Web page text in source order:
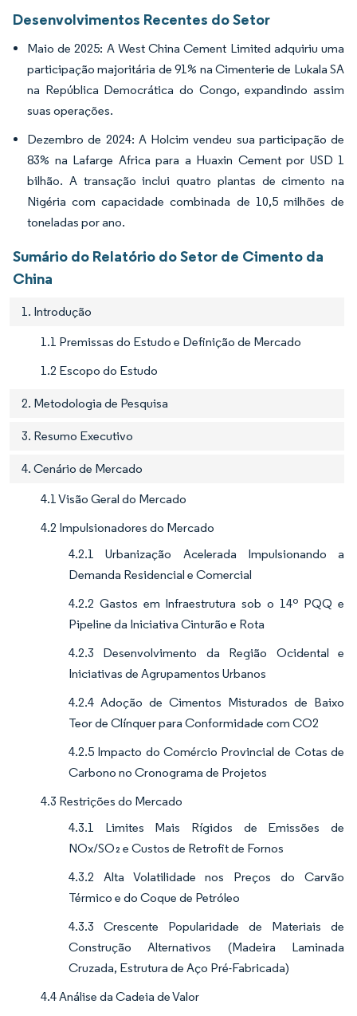
Desenvolvimentos Recentes do Setor
Maio de 2025: A West China Cement Limited adquiriu uma
participação majoritária de 91% na Cimenterie de Lukala SA
na República Democrática do Congo, expandindo assim
suas operações.
Dezembro de 2024: A Holcim vendeu sua participação de
83% na Lafarge Africa para a Huaxin Cement por USD 1
bilhão. A transação inclui quatro plantas de cimento na
Nigéria com capacidade combinada de 10,5 milhões de
toneladas por ano.
Sumário do Relatório do Setor de Cimento da
China
1. Introdução
1.1 Premissas do Estudo e Definição de Mercado
1.2 Escopo do Estudo
2. Metodologia de Pesquisa
3. Resumo Executivo
4. Cenário de Mercado
4.1 Visão Geral do Mercado
4.2 Impulsionadores do Mercado
4.2.1 Urbanização Acelerada Impulsionando a
Demanda Residencial e Comercial
4.2.2 Gastos em Infraestrutura sob o 14º PQQ e
Pipeline da Iniciativa Cinturão e Rota
4.2.3 Desenvolvimento da Região Ocidental e
Iniciativas de Agrupamentos Urbanos
4.2.4 Adoção de Cimentos Misturados de Baixo
Teor de Clínquer para Conformidade com CO2
4.2.5 Impacto do Comércio Provincial de Cotas de
Carbono no Cronograma de Projetos
4.3 Restrições do Mercado
4.3.1 Limites Mais Rígidos de Emissões de
NOx/SO₂ e Custos de Retrofit de Fornos
4.3.2 Alta Volatilidade nos Preços do Carvão
Térmico e do Coque de Petróleo
4.3.3 Crescente Popularidade de Materiais de
Construção Alternativos (Madeira Laminada
Cruzada, Estrutura de Aço Pré-Fabricada)
4.4 Análise da Cadeia de Valor